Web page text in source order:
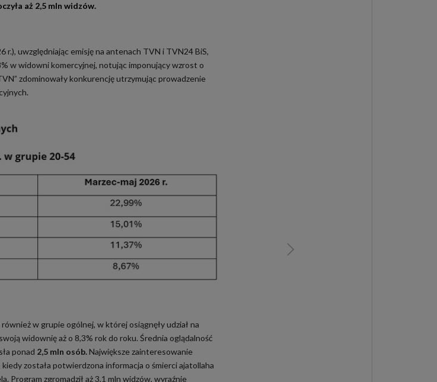
aż 2,5 mln widzów.
r.), uwzględniając emisję na antenach TVN i TVN24 BiS,
w widowni komercyjnej, notując imponujący wzrost o
zdominowały konkurencję utrzymując prowadzenie
w grupie ogólnej, w której osiągnęły udział na
widownię aż o 8,3% rok do roku. Średnia oglądalność
ponad 2,5 mln osób.Największe zainteresowanie
kiedy została potwierdzona informacja o śmierciajatollaha
Program zgromadził aż 3,1 mln widzów, wyraźnie